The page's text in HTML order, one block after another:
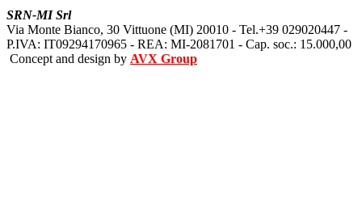
SRN-MI Srl
Via Monte Bianco, 30 Vittuone (MI) 20010 - Tel.+39 029020447 -
P.IVA: IT09294170965 - REA: MI-2081701 - Cap. soc.: 15.000,00
Concept and design by AVX Group